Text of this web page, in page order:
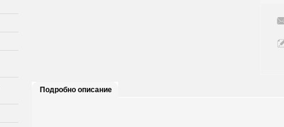
Подробно описание